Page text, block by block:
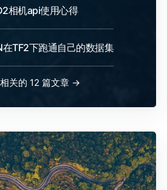
相机api使用心得
在TF2下跑通自己的数据集
关的 12 篇文章 →